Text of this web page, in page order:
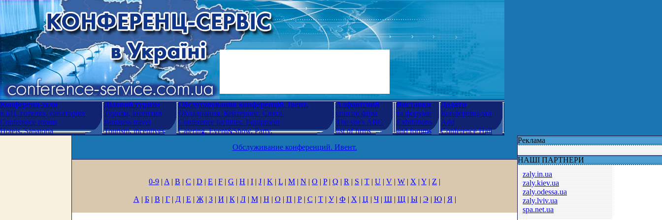
Конференц-зали
в БЦ, готелях, санаторіях
Conference rooms
Hotels. Sanatoria
Діловий туризм
Туризм, інсентив
Business travel
Tourism, incentives
Обслуговування конференцій. Івент.
Обладнання. Кейтеринг. Свята.
Conference facilities. Equipment
Catering. Event&Show. Party.
Алфавітний
список фірм
The site's ABC
list of firms
Виставки
та форуми
Exhibitions
and forums
Додати
Конференц-зал
Add
Conference Hall
Обслуживание конференций. Ивент.
0-9 | A | B | C | D | E | F | G | H | I | J | K | L | M | N | O | P| Q | R | S | T | U | V | W | X | Y | Z |
А | Б| В | Г| Д| Е | Ж| З| И | К| Л| М| Н | О | П | Р| С | Т| У| Ф | Х | Ц | Ч| Ш| Щ| Ы| Э | Ю| Я |
Реклама
НАШІ ПАРТНЕРИ
zaly.in.ua
zaly.kiev.ua
zaly.odessa.ua
zaly.lviv.ua
spa.net.ua